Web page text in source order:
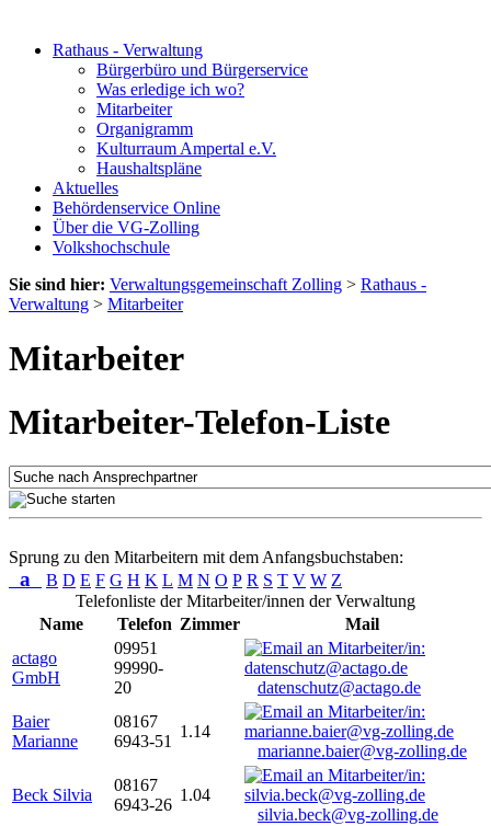
Rathaus - Verwaltung
Bürgerbüro und Bürgerservice
Was erledige ich wo?
Mitarbeiter
Organigramm
Kulturraum Ampertal e.V.
Haushaltspläne
Aktuelles
Behördenservice Online
Über die VG-Zolling
Volkshochschule
Sie sind hier: Verwaltungsgemeinschaft Zolling > Rathaus -
Verwaltung > Mitarbeiter
Mitarbeiter
Mitarbeiter-Telefon-Liste
Sprung zu den Mitarbeitern mit dem Anfangsbuchstaben:
a B D E F G H K L M N O P R S T V W Z
Telefonliste der Mitarbeiter/innen der Verwaltung
Name
Telefon Zimmer
Mail
actago
GmbH
09951
99990-
20
datenschutz@actago.de
Baier
Marianne
08167
6943-51
1.14
marianne.baier@vg-zolling.de
Beck Silvia
08167
6943-26
1.04
silvia.beck@vg-zolling.de